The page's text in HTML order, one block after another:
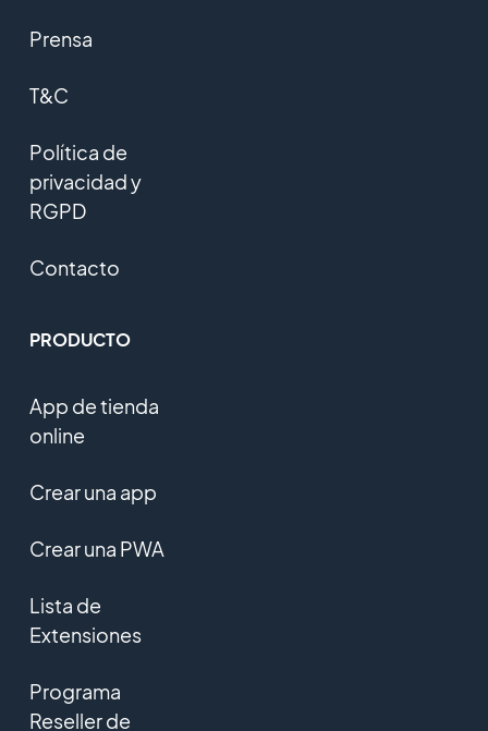
Prensa
T&C
Política de
privacidad y
RGPD
Contacto
PRODUCTO
App de tienda
online
Crear una app
Crear una PWA
Lista de
Extensiones
Programa
Reseller de